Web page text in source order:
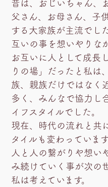
昔は、おじいちゃん、
父さん、お母さん、子
する大家族が主流でし
互いの事を想いやりな
お互いに人として成長
りの場」だったと私は
族、親族だけではなく
多く、みんなで協力し
イフスタイルでした。
現在、時代の流れと共
タイルも変わっていま
人と人の繋がりや想い
み続けていく事が次の
私は考えています。